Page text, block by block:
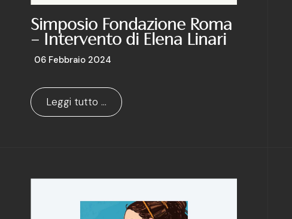
Simposio Fondazione Roma
– Intervento di Elena Linari
06 Febbraio 2024
Leggi tutto …